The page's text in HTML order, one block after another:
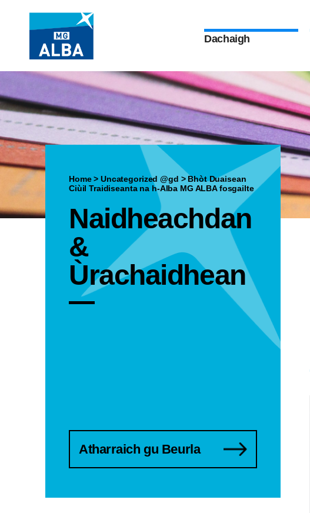
Dachaigh
Home>Uncategorized @gd > Bhòt Duaisean
Ciùil Traidiseanta na h-Alba MG ALBA fosgailte
Naidheachdan
&
Ùrachaidhean
Atharraich gu Beurla